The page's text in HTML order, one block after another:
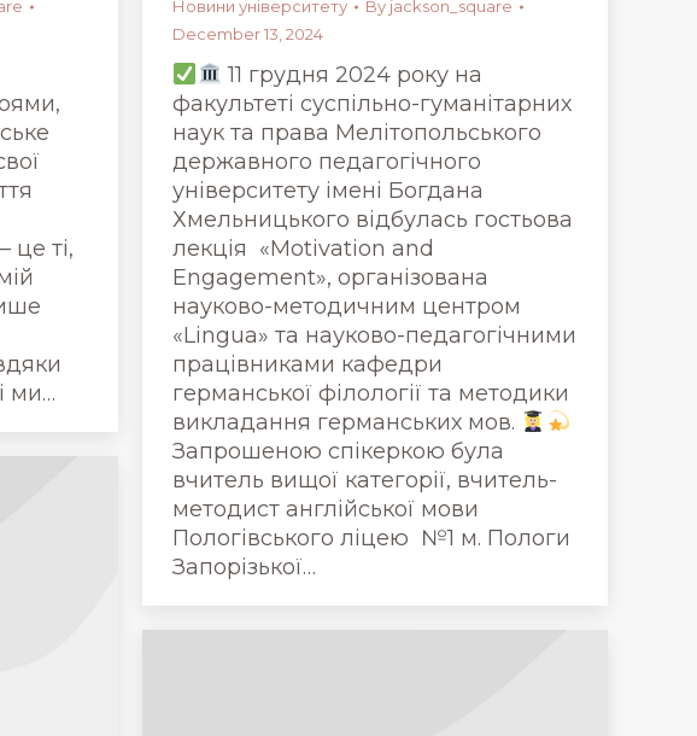
це ті,
ми…
Новини університету By jackson_square
December 13, 2024
11 грудня 2024 року на
факультеті суспільно-гуманітарних
наук та права Мелітопольського
державного педагогічного
університету імені Богдана
Хмельницького відбулась гостьова
лекція «Motivation and
Engagement», організована
науково-методичним центром
«Lingua» та науково-педагогічними
працівниками кафедри
германської філології та методики
викладання германських мов.
Запрошеною спікеркою була
вчитель вищої категорії, вчитель-
методист англійської мови
Пологівського ліцею №1 м. Пологи
Запорізької…